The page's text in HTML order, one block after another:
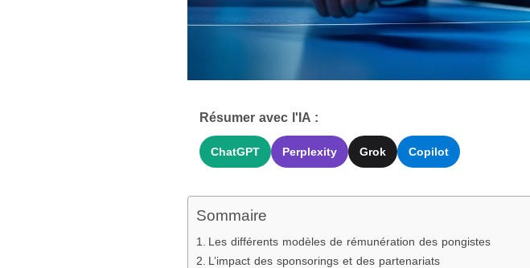
Résumer avec l'IA :
ChatGPT Perplexity Grok Copilot
Sommaire
Les différents modèles de rémunération des pongistes
L’impact des sponsorings et des partenariats